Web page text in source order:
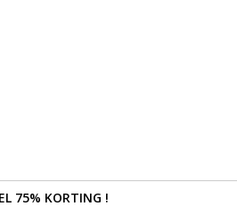
75% KORTING !